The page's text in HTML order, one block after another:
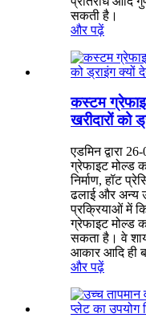
सकती है।
और पढ़ें
कस्टम
खरीदारों को
एडमिन द्वारा
ग्रेफाइट मोल्ड
निर्माण, हॉट
ढलाई और अन्य
प्रक्रियाओं में
ग्रेफाइट मोल्ड
सकता है। वे
आकार आदि ही
और पढ़ें